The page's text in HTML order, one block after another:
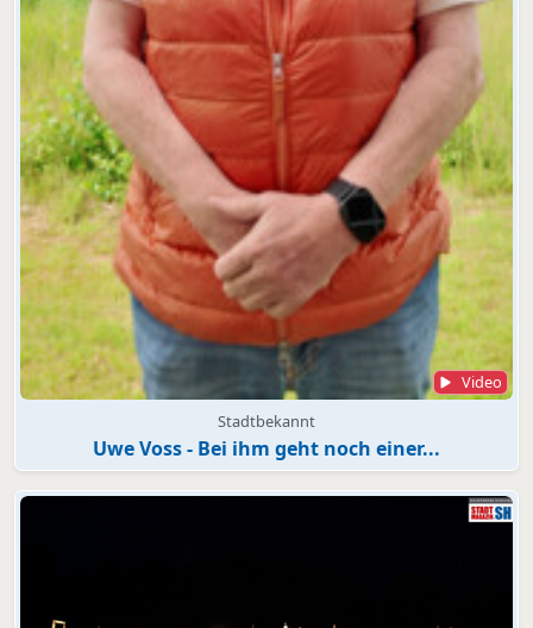
Video
Stadtbekannt
Uwe Voss - Bei ihm geht noch einer...